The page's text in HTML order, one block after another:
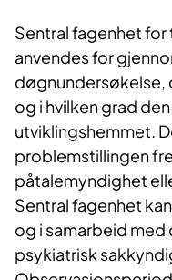
Sentral fagenhet
anvendes for
døgnundersøkelse,
og i hvilken grad
utviklingshemmet.
problemstillingen
påtalemyndighet
Sentral fagenhet
og i samarbeid
psykiatrisk